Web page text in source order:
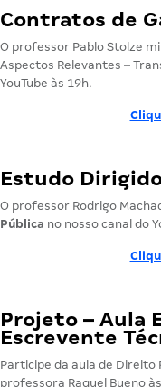
Contratos de
O professor Pablo Stolze
Aspectos Relevantes –
YouTube às 19h.
Estudo
O professor Rodrigo
Pública no nosso canal do
Projeto – Aula
Escrevente
Participe da aula de Direito
professora Raquel Bueno